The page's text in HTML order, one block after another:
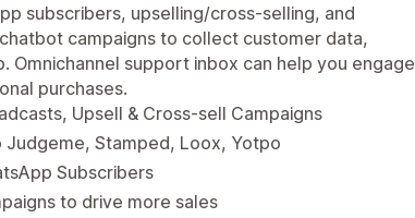
subscribers, upselling/cross-selling, and
campaigns to collect customer data,
support inbox can help you engage
purchases.
Upsell & Cross-sell Campaigns
Stamped, Loox, Yotpo
Subscribers
to drive more sales